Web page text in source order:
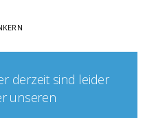
derzeit sind leider
unseren